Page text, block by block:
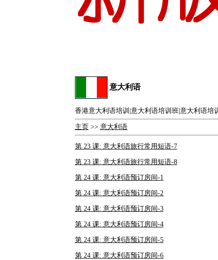
意大利语
香港意大利语培训|意大利语培训班|意大利语
主页 >> 意大利语
第 23 课: 意大利语旅行常用短语-7
第 23 课: 意大利语旅行常用短语-8
第 24 课: 意大利语预订房间-1
第 24 课: 意大利语预订房间-2
第 24 课: 意大利语预订房间-3
第 24 课: 意大利语预订房间-4
第 24 课: 意大利语预订房间-5
第 24 课: 意大利语预订房间-6